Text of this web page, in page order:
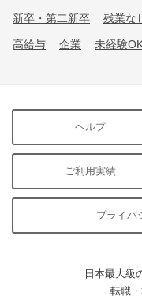
新卒・第二新卒 残業な
高給与 企業 未経験
ヘルプ
ご利用実績
プライバ
日本最大級
転職